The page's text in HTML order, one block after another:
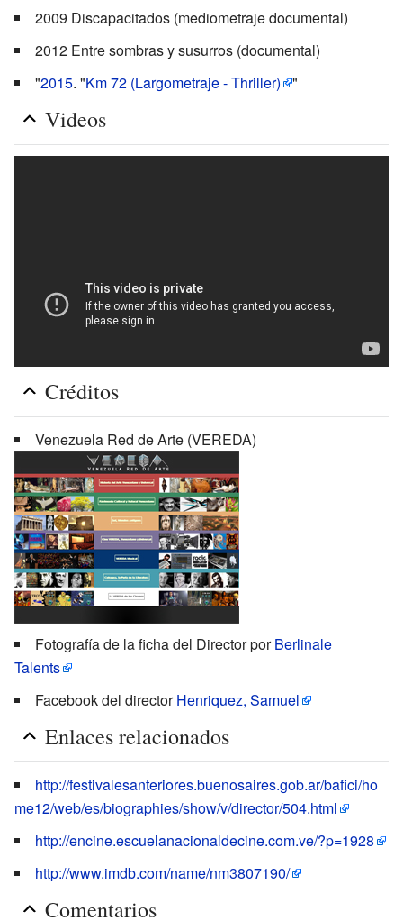
2009 Discapacitados (mediometraje documental)
2012 Entre sombras y susurros (documental)
"2015. "Km 72 (Largometraje - Thriller) "
Videos
Créditos
Venezuela Red de Arte (VEREDA)
Fotografía de la ficha del Director porBerlinale
Talents
Facebook del directorHenriquez, Samuel
Enlaces relacionados
http://festivalesanteriores.buenosaires.gob.ar/bafici/ho
me12/web/es/biographies/show/v/director/504.html
http://encine.escuelanacionaldecine.com.ve/?p=1928
http://www.imdb.com/name/nm3807190/
Comentarios